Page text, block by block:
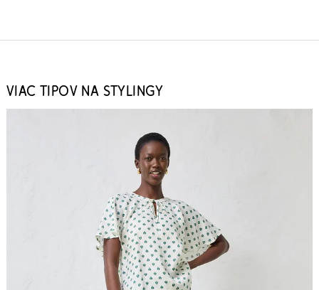
VIAC TIPOV NA STYLINGY